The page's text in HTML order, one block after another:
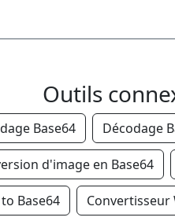
Outils
Base64 Décodage
d'image en Base64
to Base64 Convertisseur